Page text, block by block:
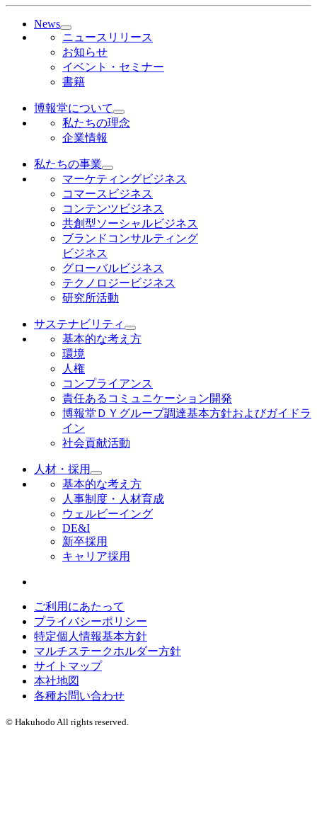
News
ニュースリリース
お知らせ
イベント・セミナー
書籍
博報堂について
私たちの理念
企業情報
私たちの事業
マーケティングビジネス
コマースビジネス
コンテンツビジネス
共創型ソーシャルビジネス
ブランドコンサルティング
ビジネス
グローバルビジネス
テクノロジービジネス
研究所活動
サステナビリティ
基本的な考え方
環境
人権
コンプライアンス
責任あるコミュニケーション開発
博報堂ＤＹグループ調達基本方針およびガイドラ
イン
社会貢献活動
人材・採用
基本的な考え方
人事制度・人材育成
ウェルビーイング
DE&I
新卒採用
キャリア採用
ご利用にあたって
プライバシーポリシー
特定個人情報基本方針
マルチステークホルダー方針
サイトマップ
本社地図
各種お問い合わせ
© Hakuhodo All rights reserved.